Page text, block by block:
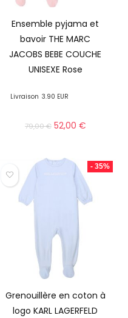
Ensemble pyjama et
bavoir THE MARC
JACOBS BEBE COUCHE
UNISEXE Rose
Livraison 3.90 EUR
79,00€ 52,00 €
- 35%
Grenouillère en coton à
logo KARL LAGERFELD